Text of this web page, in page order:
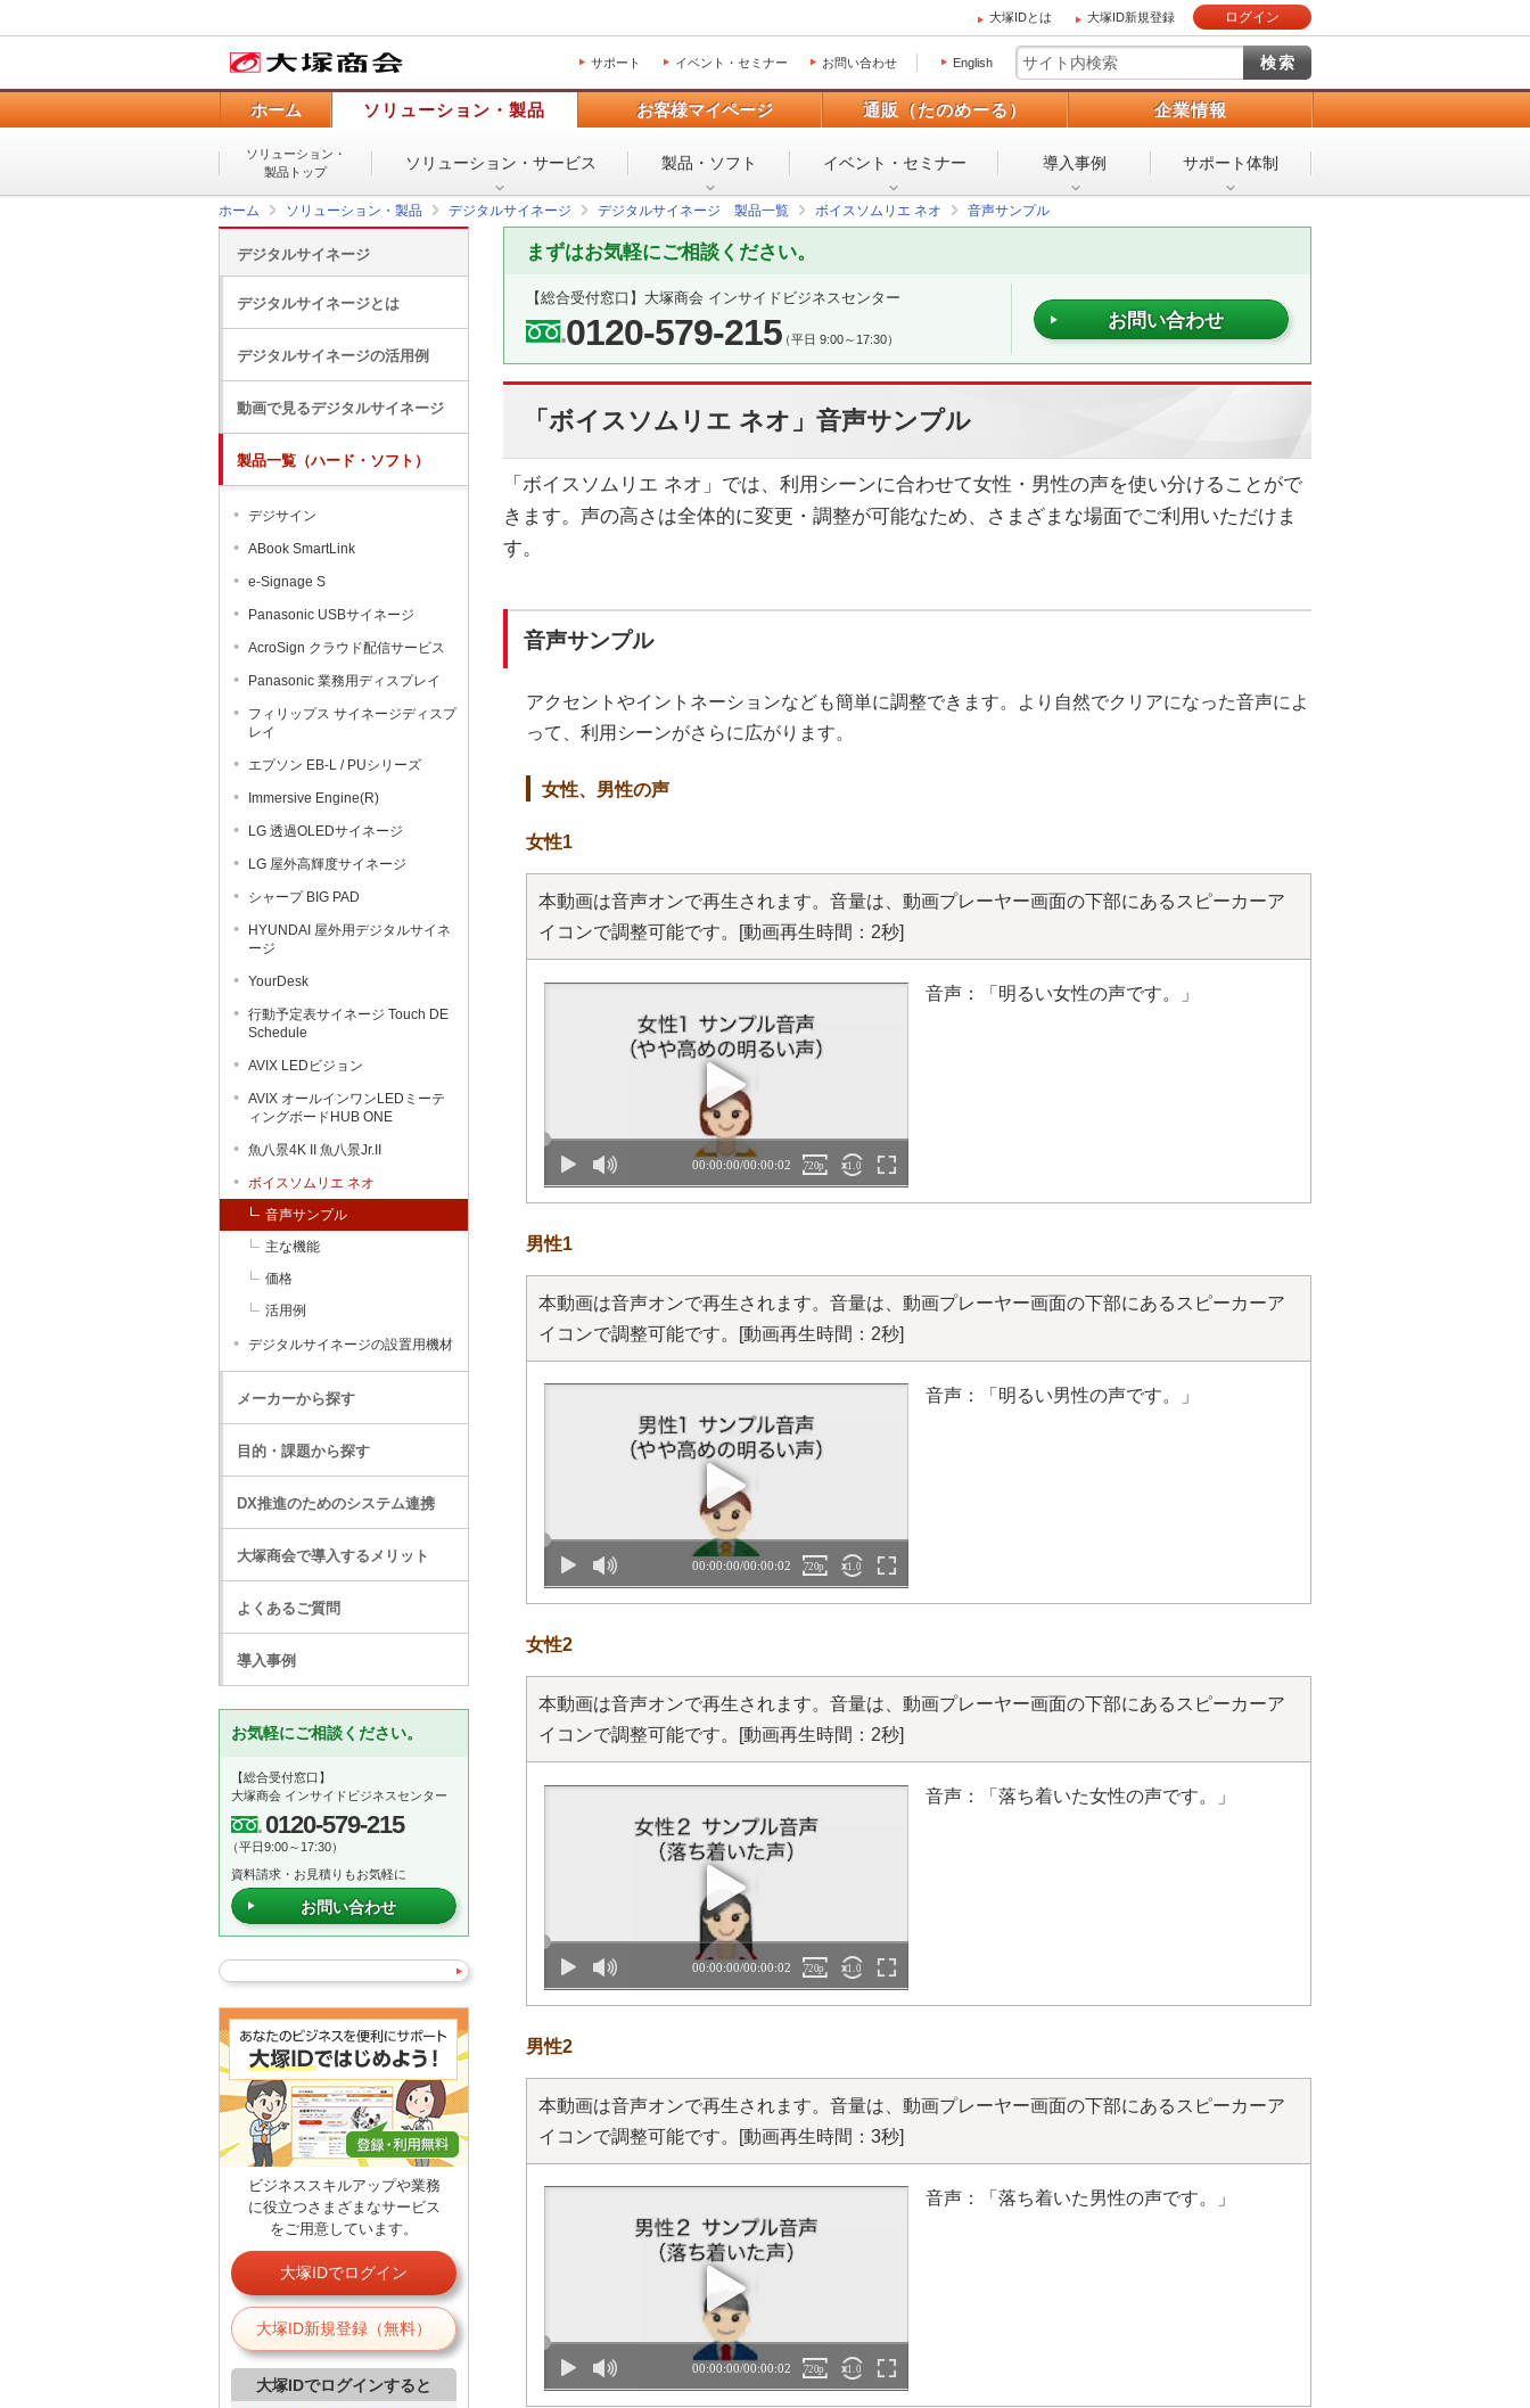
大塚IDとは 大塚ID新規登録 ログイン
サポート イベント・セミナー お問い合わせ English
ホーム ソリューション・製品 お客様マイページ 通販（たのめーる） 企業情報
ソリューション・
製品トップ
ソリューション・ サービス 製品・ソフト イベント・ セミナー 導入事例 サポート体制
ホーム ソリューション・製品 デジタルサイネージ デジタルサイネージ 製品一覧 ボイスソムリエ ネオ 音声サンプル
まずはお気軽にご相談ください。
【総合受付窓口】 大塚商会 インサイドビジネスセンター
0120-579-215（平日 9:00～17:30）
お問い合わせ
「ボイスソムリエ ネオ」音声サンプル
「ボイスソムリエ ネオ」では、利用シーンに合わせて女性・男性の声を使い分けることがで
きます。声の高さは全体的に変更・調整が可能なため、さまざまな場面でご利用いただけま
す。
音声サンプル
アクセントやイントネーションなども簡単に調整できます。より自然でクリアになった音声によ
って、利用シーンがさらに広がります。
女性、男性の声
女性1
本動画は音声オンで再生されます。音量は、動画プレーヤー画面の下部にあるスピーカーア
イコンで調整可能です。
[動画再生時間：2秒]
音声：「明るい女性の声です。」
男性1
本動画は音声オンで再生されます。音量は、動画プレーヤー画面の下部にあるスピーカーア
イコンで調整可能です。
[動画再生時間：2秒]
音声：「明るい男性の声です。」
女性2
本動画は音声オンで再生されます。音量は、動画プレーヤー画面の下部にあるスピーカーア
イコンで調整可能です。
[動画再生時間：2秒]
音声：「落ち着いた女性の声です。」
男性2
本動画は音声オンで再生されます。音量は、動画プレーヤー画面の下部にあるスピーカーア
イコンで調整可能です。
[動画再生時間：3秒]
音声：「落ち着いた男性の声です。」
デジタルサイネージ
デジタルサイネージとは
デジタルサイネージの活用例
動画で見るデジタルサイネージ
製品一覧（ハード・ソフト）
デジサイン
ABook SmartLink
e-Signage S
Panasonic USBサイネージ
AcroSign クラウド配信サービス
Panasonic 業務用ディスプレイ
フィリップス サイネージディスプ
レイ
エプソン EB-L / PUシリーズ
Immersive Engine(R)
LG 透過OLEDサイネージ
LG 屋外高輝度サイネージ
シャープ BIG PAD
HYUNDAI 屋外用デジタルサイネ
ージ
YourDesk
行動予定表サイネージ Touch DE
Schedule
AVIX LEDビジョン
AVIX オールインワンLEDミーテ
ィングボードHUB ONE
魚八景4K II 魚八景Jr.II
ボイスソムリエ ネオ
音声サンプル
主な機能
価格
活用例
デジタルサイネージの設置用機材
メーカーから探す
目的・課題から探す
DX推進のためのシステム連携
大塚商会で導入するメリット
よくあるご質問
導入事例
お気軽にご相談ください。
【総合受付窓口】
大塚商会 インサイドビジネスセンター
0120-579-215
（平日9:00～17:30）
資料請求・お見積りもお気軽に
お問い合わせ
ビジネススキルアップや業務
に役立つさまざまなサービス
をご用意しています。
大塚IDでログイン
大塚ID新規登録（無料）
大塚IDでログインすると